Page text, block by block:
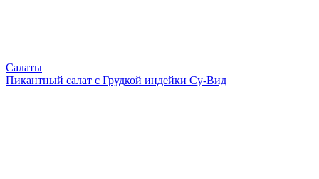
Салаты
Пикантный салат с Грудкой индейки Су-Вид